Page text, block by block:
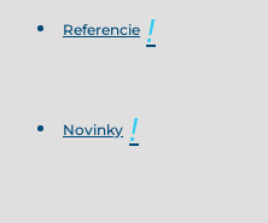
Referencie
Novinky